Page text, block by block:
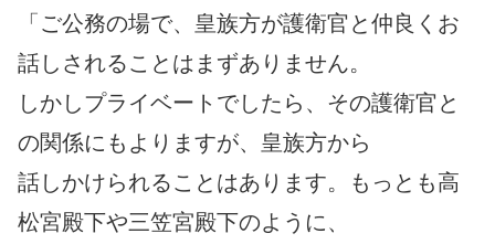
「ご公務の場で、皇族方が護衛官と仲良くお
話しされることはまずありません。
しかしプライベートでしたら、その護衛官と
の関係にもよりますが、皇族方から
話しかけられることはあります。もっとも高
松宮殿下や三笠宮殿下のように、